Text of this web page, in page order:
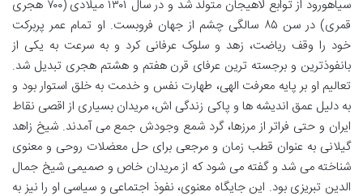
سیاهورود از توابع لاهیجان متولد شد و در سال ۱۳۰۱ میلادی (۷۰۰ هجری
قمری) در سن ۸۵ سالگی چشم از جهان فروبست. او تمام عمر پربرکت
خود را وقف ریاضت، زهد و سلوک عرفانی کرد و به سرعت به یکی از
بانفوذترین و برجسته ترین عرفای قرن هفتم و هشتم هجری تبدیل شد.
تعالیم او بر پایه معرفت الهی، طهارت نفس و خدمت به خلق استوار بود و
به دلیل عمق اندیشه ها و پاکی زندگی اش، مریدان بسیاری از اقصی نقاط
ایران و حتی فراتر از مرزها، گرد شمع وجودش جمع می آمدند. شیخ زاهد
گیلانی به عنوان قطب زمان و مرجعی برای حل معضلات روحی و معنوی
شناخته می شد و گفته می شود که از مریدان خاص و صمیمی شیخ جمال
الدین تبریزی بود. این جایگاه معنوی، نفوذ اجتماعی و سیاسی او را نیز به